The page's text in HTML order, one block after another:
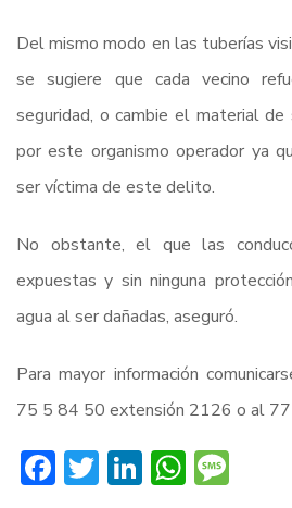
Del mismo modo en las tuberías
se sugiere que cada vecino
seguridad, o cambie el material de
por este organismo operador ya
ser víctima de este delito.
No obstante, el que las
expuestas y sin ninguna
agua al ser dañadas, aseguró.
Para mayor información
75 5 84 50 extensión 2126 o al
Facebook
Twitter
LinkedIn